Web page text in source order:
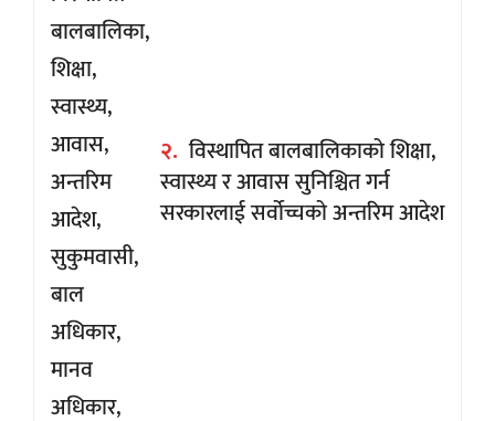
२. विस्थापित बालबालिकाको शिक्षा,
स्वास्थ्य र आवास सुनिश्चित गर्न
सरकारलाई सर्वोच्चको अन्तरिम आदेश